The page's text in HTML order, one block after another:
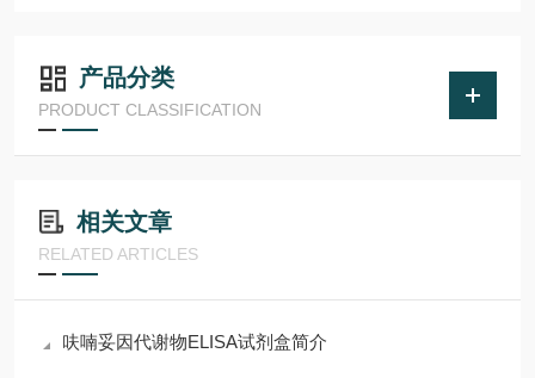
产品分类
PRODUCT CLASSIFICATION
相关文章
RELATED ARTICLES
呋喃妥因代谢物ELISA试剂盒简介